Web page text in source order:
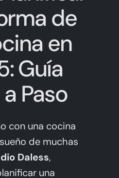
de Éxito
mi
de tu Cocina
de
en
Guía
Paso
con una cocina
de muchas
Daless,
una